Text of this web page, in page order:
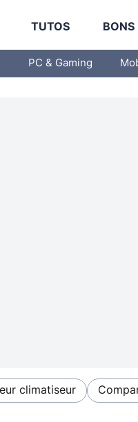
TUTOS BONS
PC & Gaming
climatiseur